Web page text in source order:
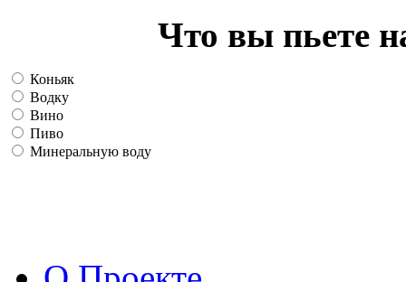
Что вы пьете
Коньяк
Водку
Вино
Пиво
Минеральную воду